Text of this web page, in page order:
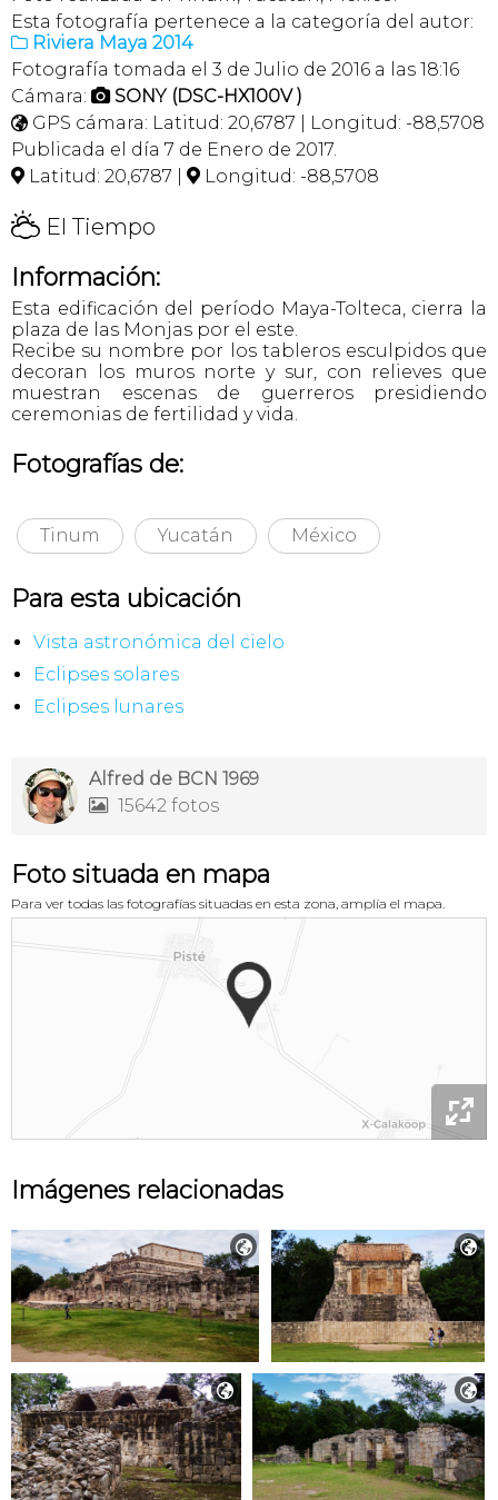
Esta fotografía pertenece a la categoría del autor:
 Riviera Maya 2014
Fotografía tomada el 3 de Julio de 2016 a las 18:16
Cámara:  SONY (DSC-HX100V )
 GPS cámara: Latitud: 20,6787 | Longitud: -88,5708
Publicada el día 7 de Enero de 2017.
 Latitud: 20,6787 |  Longitud: -88,5708
H El Tiempo
Información:
Esta edificación del período Maya-Tolteca, cierra la
plaza de las Monjas por el este.
Recibe su nombre por los tableros esculpidos que
decoran los muros norte y sur, con relieves que
muestran escenas de guerreros presidiendo
ceremonias de fertilidad y vida.
Fotografías de:
Tinum Yucatán México
Para esta ubicación
Vista astronómica del cielo
Eclipses solares
Eclipses lunares
Alfred de BCN 1969
 15642 fotos
Foto situada en mapa
Para ver todas las fotografías situadas en esta zona, amplía el mapa.

Imágenes relacionadas
 
 